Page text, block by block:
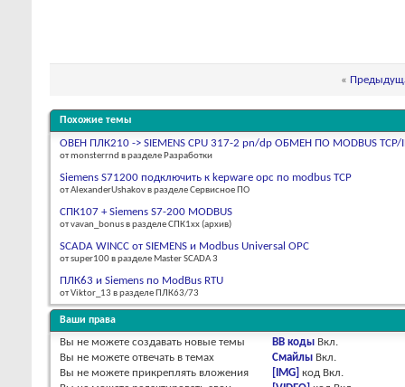
«
Похожие темы
ОВЕН ПЛК210 -> SIEMENS CPU 317-2 pn/dp ОБМЕН ПО MODBUS TCP/
от monsterrnd в разделе Разработки
Siemens S71200 подключить к kepware opc по modbus TCP
от AlexanderUshakov в разделе Сервисное ПО
СПК107 + Siemens S7-200 MODBUS
от vavan_bonus в разделе СПК1xx (архив)
SCADA WINCC от SIEMENS и Modbus Universal OPC
от super100 в разделе Master SCADA 3
ПЛК63 и Siemens по ModBus RTU
от Viktor_13 в разделе ПЛК63/73
Ваши права
Вы не можете создавать новые темы
Вы не можете отвечать в темах
Вы не можете прикреплять вложения
BB коды Вкл.
Смайлы Вкл.
[IMG] код Вкл.